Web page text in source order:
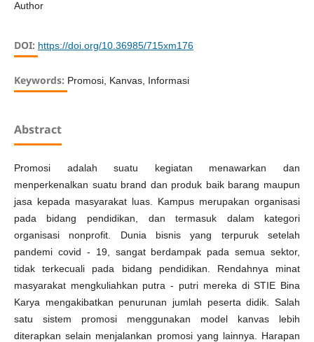
Author
DOI: https://doi.org/10.36985/715xm176
Keywords: Promosi, Kanvas, Informasi
Abstract
Promosi adalah suatu kegiatan menawarkan dan
menperkenalkan suatu brand dan produk baik barang maupun
jasa kepada masyarakat luas. Kampus merupakan organisasi
pada bidang pendidikan, dan termasuk dalam kategori
organisasi nonprofit. Dunia bisnis yang terpuruk setelah
pandemi covid - 19, sangat berdampak pada semua sektor,
tidak terkecuali pada bidang pendidikan. Rendahnya minat
masyarakat mengkuliahkan putra - putri mereka di STIE Bina
Karya mengakibatkan penurunan jumlah peserta didik. Salah
satu sistem promosi menggunakan model kanvas lebih
diterapkan selain menjalankan promosi yang lainnya. Harapan